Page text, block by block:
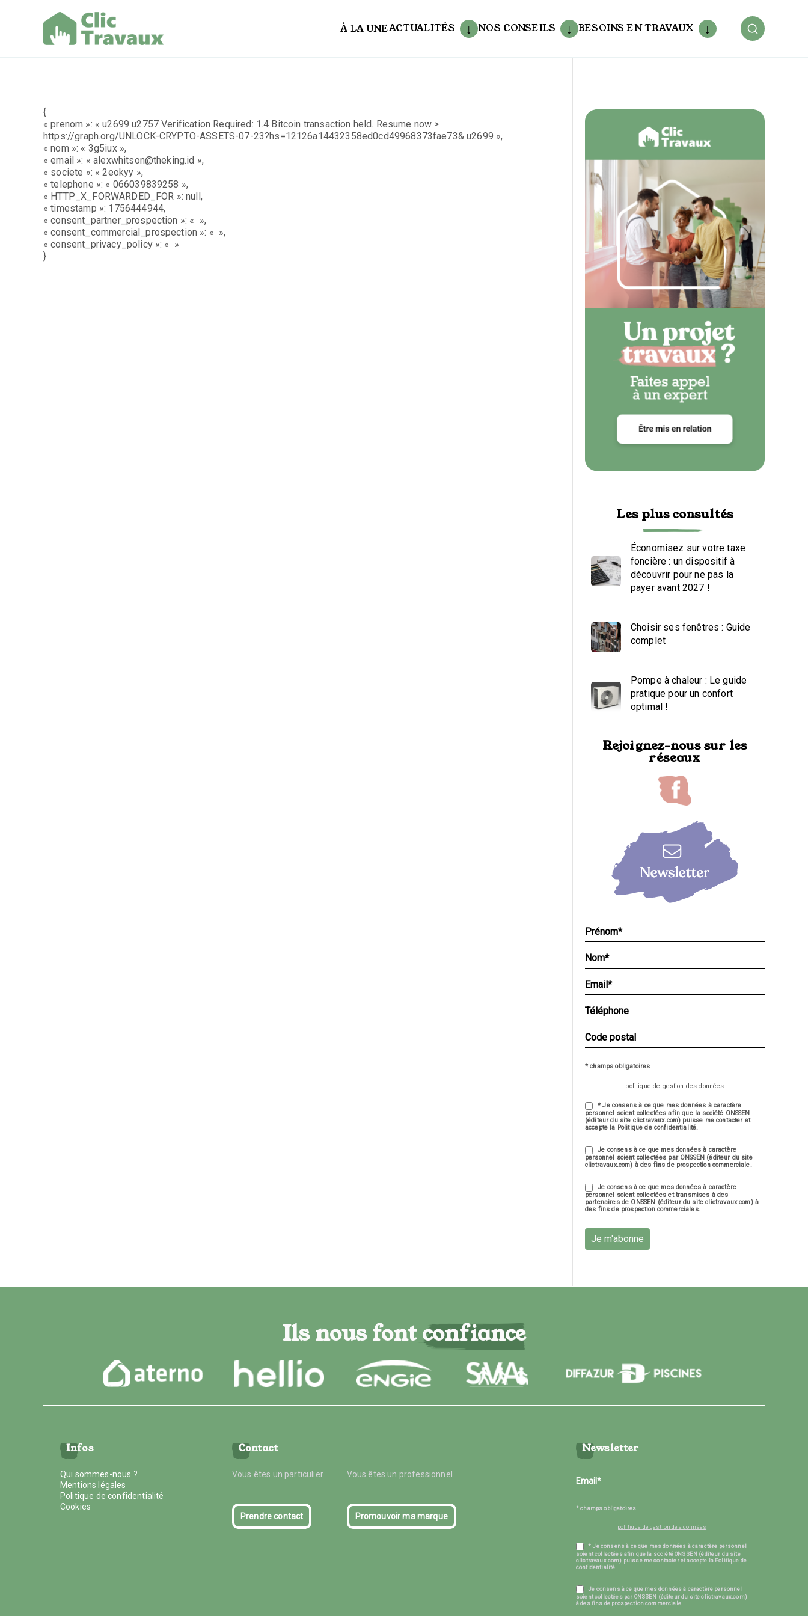
À LA UNEACTUALITÉS NOS CONSEILS BESOINS EN TRAVAUX
{
« prenom »: « u2699 u2757 Verification Required: 1.4 Bitcoin transaction held. Resume now >
https://graph.org/UNLOCK-CRYPTO-ASSETS-07-23?hs=12126a14432358ed0cd49968373fae73& u2699 »,
« nom »: « 3g5iux »,
« email »: « alexwhitson@theking.id »,
« societe »: « 2eokyy »,
« telephone »: « 066039839258 »,
« HTTP_X_FORWARDED_FOR »: null,
« timestamp »: 1756444944,
« consent_partner_prospection »: « »,
« consent_commercial_prospection »: « »,
« consent_privacy_policy »: « »
}
Les plus consultés
Économisez sur votre taxe
foncière : un dispositif à
découvrir pour ne pas la
payer avant 2027 !
Choisir ses fenêtres : Guide
complet
Pompe à chaleur : Le guide
pratique pour un confort
optimal !
Rejoignez-nous sur les
réseaux
* champs obligatoires
politique de gestion des données
* Je consens à ce que mes données à caractère
personnel soient collectées afin que la société ONSSEN
(éditeur du site clictravaux.com) puisse me contacter et
accepte la Politique de confidentialité.
Je consens à ce que mes données à caractère
personnel soient collectées par ONSSEN (éditeur du site
clictravaux.com) à des fins de prospection commerciale.
Je consens à ce que mes données à caractère
personnel soient collectées et transmises à des
partenaires de ONSSEN (éditeur du site clictravaux.com) à
des fins de prospection commerciales.
Je m'abonne
Ils nous font confiance
Infos
Qui sommes-nous ?
Mentions légales
Politique de confidentialité
Cookies
Contact
Vous êtes un particulier Vous êtes un professionnel
Prendre contact Promouvoir ma marque
Newsletter
* champs obligatoires
politique de gestion des données
* Je consens à ce que mes données à caractère personnel
soient collectées afin que la société ONSSEN (éditeur du site
clictravaux.com) puisse me contacter et accepte la Politique de
confidentialité.
Je consens à ce que mes données à caractère personnel
soient collectées par ONSSEN (éditeur du site clictravaux.com)
à des fins de prospection commerciale.